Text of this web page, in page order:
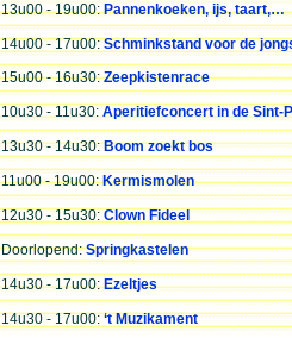
13u00 - 19u00:Pannenkoeken, ijs, taart,…
14u00 - 17u00:Schminkstand voor de
15u00 - 16u30:Zeepkistenrace
10u30 - 11u30:Aperitiefconcert in de Sint-
13u30 - 14u30:Boom zoekt bos
11u00 - 19u00:Kermismolen
12u30 - 15u30:Clown Fideel
Doorlopend:Springkastelen
14u30 - 17u00:Ezeltjes
14u30 - 17u00:‘t Muzikament